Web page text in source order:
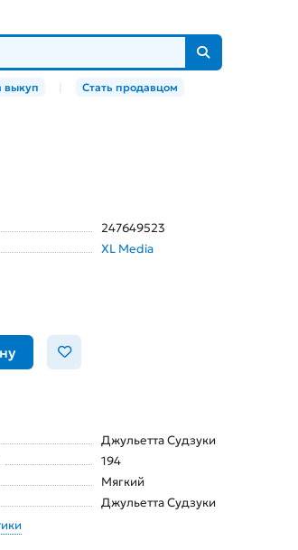
выкуп Стать продавцом
247649523
XL Media
Джульетта Судзуки
194
Мягкий
Джульетта Судзуки